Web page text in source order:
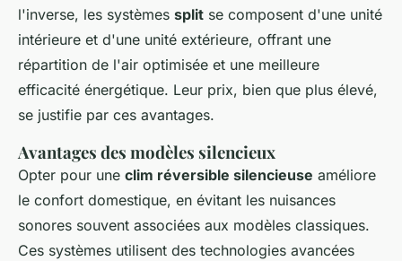
l'inverse, les systèmes split se composent d'une unité
intérieure et d'une unité extérieure, offrant une
répartition de l'air optimisée et une meilleure
efficacité énergétique. Leur prix, bien que plus élevé,
se justifie par ces avantages.
Avantages des modèles silencieux
Opter pour une clim réversible silencieuse améliore
le confort domestique, en évitant les nuisances
sonores souvent associées aux modèles classiques.
Ces systèmes utilisent des technologies avancées